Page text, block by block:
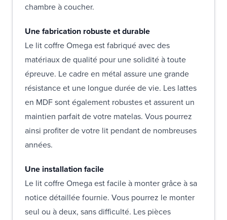
chambre à coucher.
Une fabrication robuste et durable
Le lit coffre Omega est fabriqué avec des
matériaux de qualité pour une solidité à toute
épreuve. Le cadre en métal assure une grande
résistance et une longue durée de vie. Les lattes
en MDF sont également robustes et assurent un
maintien parfait de votre matelas. Vous pourrez
ainsi profiter de votre lit pendant de nombreuses
années.
Une installation facile
Le lit coffre Omega est facile à monter grâce à sa
notice détaillée fournie. Vous pourrez le monter
seul ou à deux, sans difficulté. Les pièces